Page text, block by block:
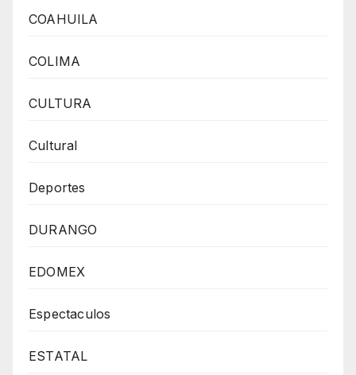
COAHUILA
COLIMA
CULTURA
Cultural
Deportes
DURANGO
EDOMEX
Espectaculos
ESTATAL